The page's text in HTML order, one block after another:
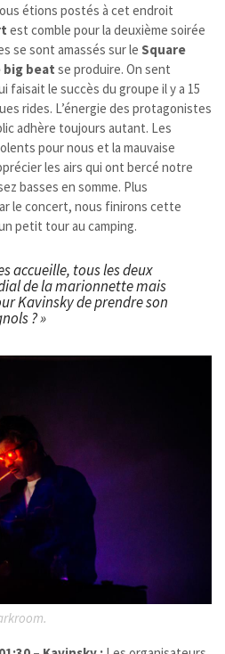
étions postés à cet endroit
est comble pour la deuxième soirée
se sont amassés sur le Square
beat se produire. On sent
faisait le succès du groupe il y a 15
rides. L’énergie des protagonistes
adhère toujours autant. Les
pour nous et la mauvaise
les airs qui ont bercé notre
basses en somme. Plus
le concert, nous finirons cette
petit tour au camping.
accueille, tous les deux
de la marionnette mais
Kavinsky de prendre son
? »